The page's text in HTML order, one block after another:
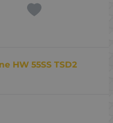
HW 55SS TSD2